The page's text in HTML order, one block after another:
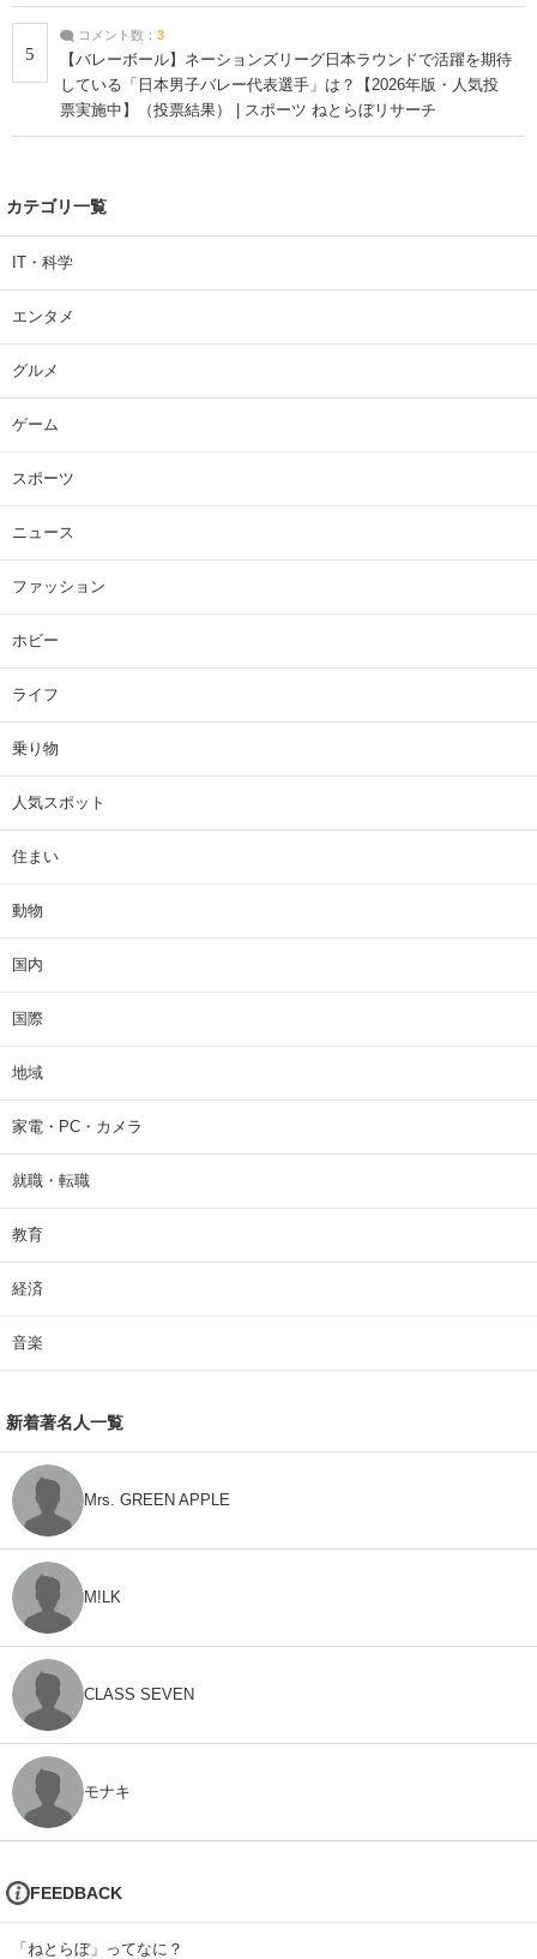
5
コメント数： 3
【バレーボール】ネーションズリーグ日本ラウンドで活躍を期待
している「日本男子バレー代表選手」は？【2026年版・人気投
票実施中】（投票結果） | スポーツ ねとらぼリサーチ
カテゴリ一覧
IT・科学
エンタメ
グルメ
ゲーム
スポーツ
ニュース
ファッション
ホビー
ライフ
乗り物
人気スポット
住まい
動物
国内
国際
地域
家電・PC・カメラ
就職・転職
教育
経済
音楽
新着著名人一覧
Mrs. GREEN APPLE
M!LK
CLASS SEVEN
モナキ
FEEDBACK
「ねとらぼ」ってなに？